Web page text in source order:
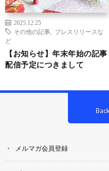
2025.12.25
その他の記事
プレスリリースな
ど
【お知らせ】年末年始の記事
配信予定につきまして
メルマガ会員登録